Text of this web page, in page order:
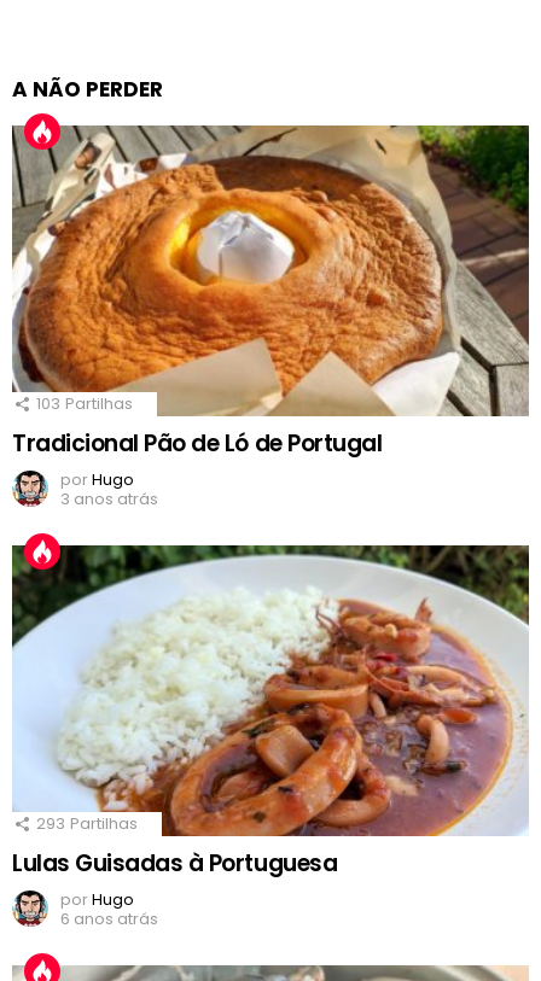
A NÃO PERDER
103 Partilhas
Tradicional Pão de Ló de Portugal
porHugo
3 anos atrás
293 Partilhas
Lulas Guisadas à Portuguesa
porHugo
6 anos atrás